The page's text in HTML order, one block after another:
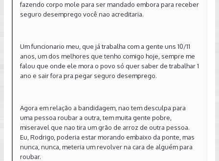
fazendo corpo mole para ser mandado embora para receber
seguro desemprego você nao acreditaria.
Um funcionario meu, que já trabalha com a gente uns 10/11
anos, um dos melhores que tenho comigo hoje, sempre me
falou que onde ele mora o povo só quer saber de trabalhar 1
ano e sair fora pra pegar seguro desemprego.
Agora em relação a bandidagem, nao tem desculpa para
uma pessoa roubar a outra, tem muita gente pobre,
miseravel que nao tira um grão de arroz de outra pessoa.
Eu, Rodrigo, poderia estar morando embaixo da ponte, mas
nunca, nunca, meteria um revolver na cara de alguém para
roubar.